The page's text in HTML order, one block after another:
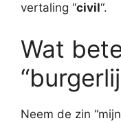
vertaling “civil“.
Wat
Neem de zin